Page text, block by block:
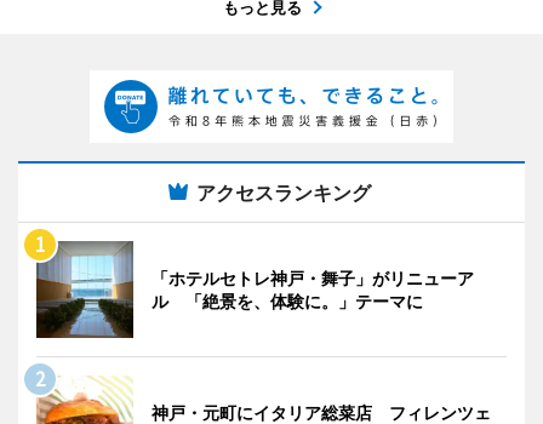
もっと見る
アクセスランキング
「ホテルセトレ神戸・舞子」がリニューア
ル 「絶景を、体験に。」テーマに
神戸・元町にイタリア総菜店 フィレンツェ